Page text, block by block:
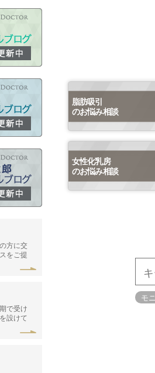
脂肪吸引
のお悩み相談
女性化乳房
のお悩み相談
モ
方に交
をご提
で受け
設けて